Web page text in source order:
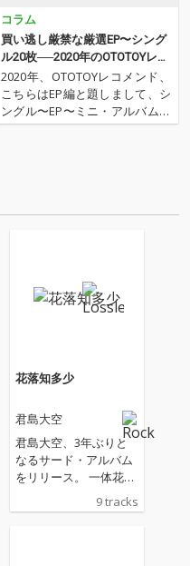
コラム
買い逃し厳禁な厳選EP〜シング
ル20枚──2020年のOTOTOYレコ
メンド
2020年、OTOTOYレコメンド、
こちらはEP編と題しまして、シ
ングル〜EP〜ミニ・アルバムな
どなど、2020年にリリースされ
年、グングン存在…
花落知多少
君島大空
君島大空、3年ぶりと
なるサード・アルバム
をリリース。 一体花は
どのくらい散っただろ
うか 肩身を寄せずにそ
9 tracks